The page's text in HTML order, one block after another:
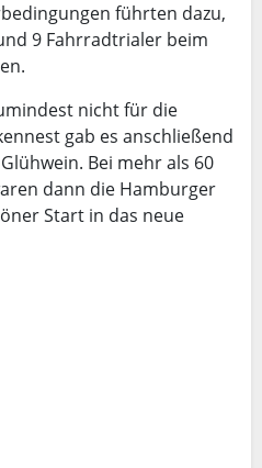
führten dazu,
9 Fahrradtrialer beim
nicht für die
gab es anschließend
Bei mehr als 60
dann die Hamburger
Start in das neue